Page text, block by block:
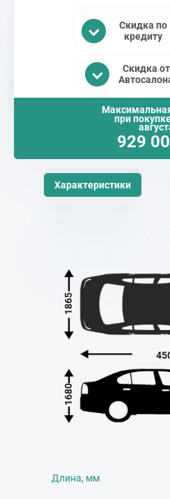
Скидка по
кредиту
Скидка от
при
929
Характеристики
1865
1680
Длина, мм